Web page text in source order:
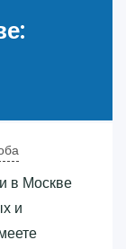
в Москве
и